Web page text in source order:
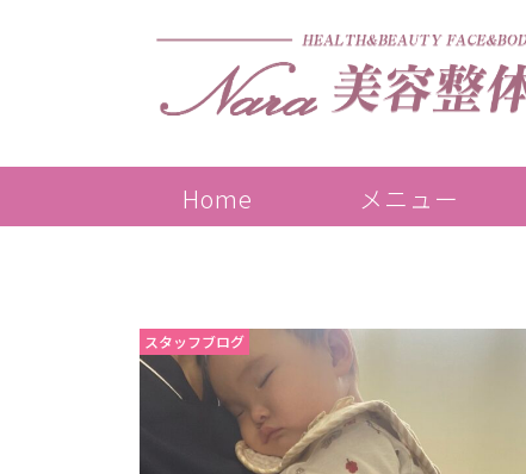
Home メニュー
スタッフブログ